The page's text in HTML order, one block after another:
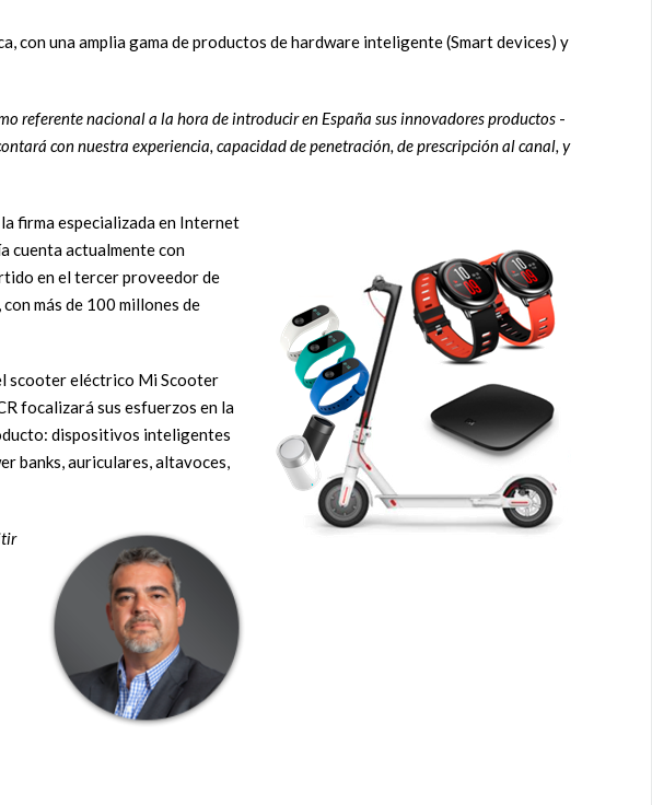
una amplia gama de productos de hardware inteligente (Smart devices) y
referente nacional a la hora de introducir en España sus innovadores productos -
con nuestra experiencia, capacidad de penetración, de prescripción al canal, y
firma especializada en Internet
cuenta actualmente con
en el tercer proveedor de
más de 100 millones de
scooter eléctrico Mi Scooter
focalizará sus esfuerzos en la
dispositivos inteligentes
banks, auriculares, altavoces,